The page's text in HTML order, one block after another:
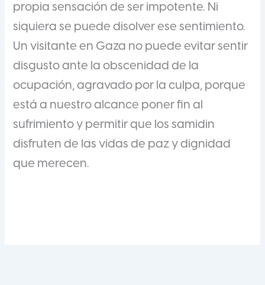
propia sensación de ser impotente. Ni
siquiera se puede disolver ese sentimiento.
Un visitante en Gaza no puede evitar sentir
disgusto ante la obscenidad de la
ocupación, agravado por la culpa, porque
está a nuestro alcance poner fin al
sufrimiento y permitir que los samidin
disfruten de las vidas de paz y dignidad
que merecen.